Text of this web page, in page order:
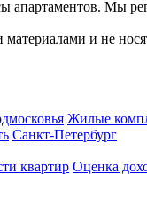
апартаментов. Мы
и не
Жилые
Санкт-Петербург
квартир Оценка